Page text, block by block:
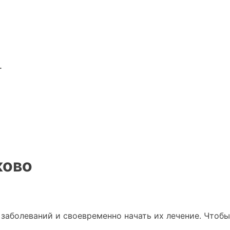
и своевременно начать их лечение.